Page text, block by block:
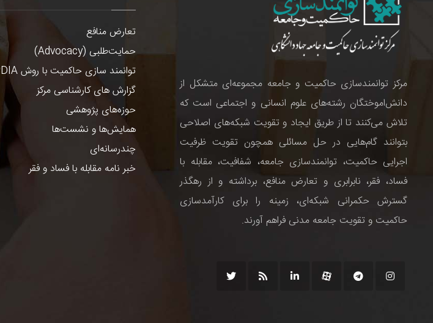
مرکز توانمندسازی حاکمیت و جامعه مجموعه‌ای متشکل از
دانش‌اموختگان رشته‌های علوم انسانی و اجتماعی است که
تلاش می‌کنند تا از طریق ایجاد و تقویت شبکه‌های اصلاحی
بتوانند گام‌هایی در حل مسائلی همچون تقویت ظرفیت
اجرایی حاکمیت، توانمندسازی جامعه، شفافیت، مقابله با
فساد، فقر، نابرابری و تعارض منافع، برداشته و از رهگذر
گسترش حکمرانی شبکه‌ای، زمینه را برای کارآمدسازی
حاکمیت و تقویت جامعه مدنی فراهم آورند.
تعارض منافع
حمایت‌طلبی (Advocacy)
توانمند سازی حاکمیت با روش PDIA
گزارش های کارشناسی مرکز
حوزه‌های پژوهشی
همایش‌ها و نشست‌ها
چندرسانه‌ای
خبر نامه مقابله با فساد و فقر